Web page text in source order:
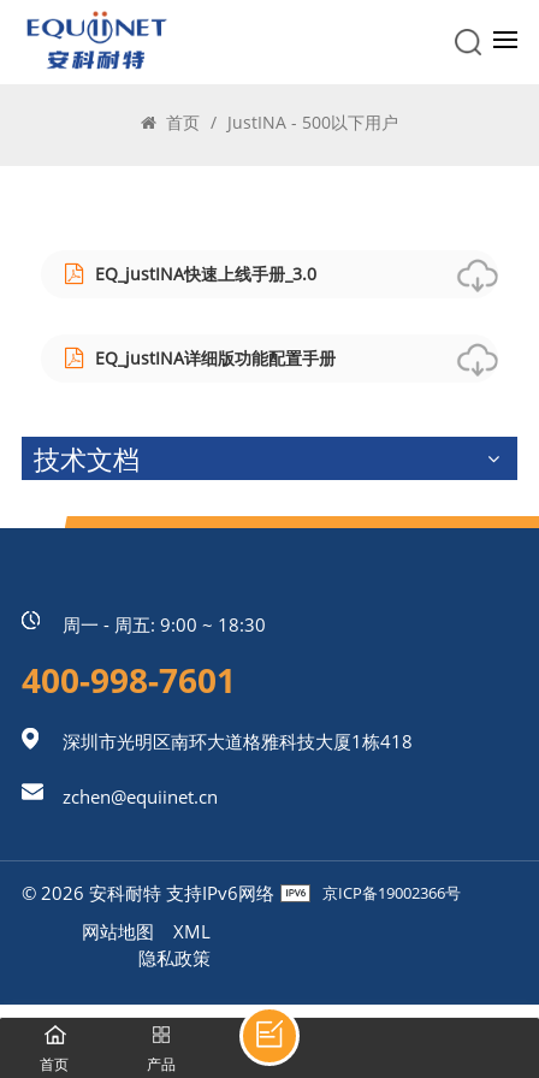
JustINA - 500以下用户
首页 / JustINA - 500以下用户
EQ_justINA快速上线手册_3.0
EQ_justINA详细版功能配置手册
技术文档
周一 - 周五: 9:00 ~ 18:30
400-998-7601
深圳市光明区南环大道格雅科技大厦1栋418
zchen@equiinet.cn
© 2026 安科耐特 支持IPv6网络 京ICP备19002366号
网站地图
XML
隐私政策
首页 产品